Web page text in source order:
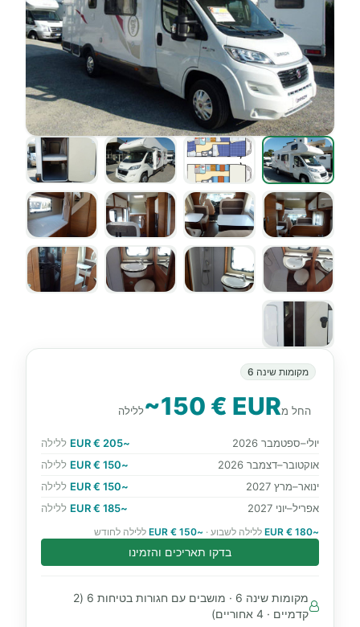
מקומות שינה 6
החל מ~150 € EURללילה
יולי–ספטמבר 2026 ~205 € EUR
ללילה
אוקטובר–דצמבר 2026
~150 € EUR
ללילה
ינואר–מרץ 2027
~150 € EUR
ללילה
אפריל–יוני 2027
~185 € EUR ללילה
~180 € EUR ללילה לשבוע · ~150 € EUR ללילה לחודש
בדקו תאריכים והזמינו
מקומות שינה 6 · מושבים עם חגורות בטיחות 6 (2
קדמיים · 4 אחוריים)